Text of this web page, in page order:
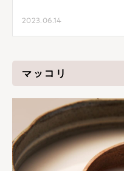
2023.06.14
マッコリ